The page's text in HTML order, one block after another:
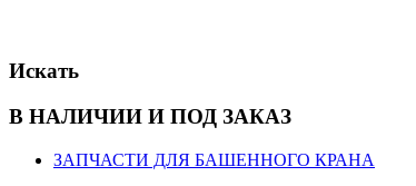
Искать
В НАЛИЧИИ И ПОД ЗАКАЗ
ЗАПЧАСТИ ДЛЯ БАШЕННОГО КРАНА